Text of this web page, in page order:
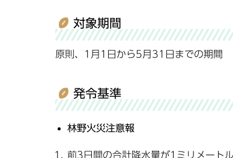
対象期間
原則、1月1日から5月31日までの期間
発令基準
林野火災注意報
前3日間の合計降水量が1ミリメート